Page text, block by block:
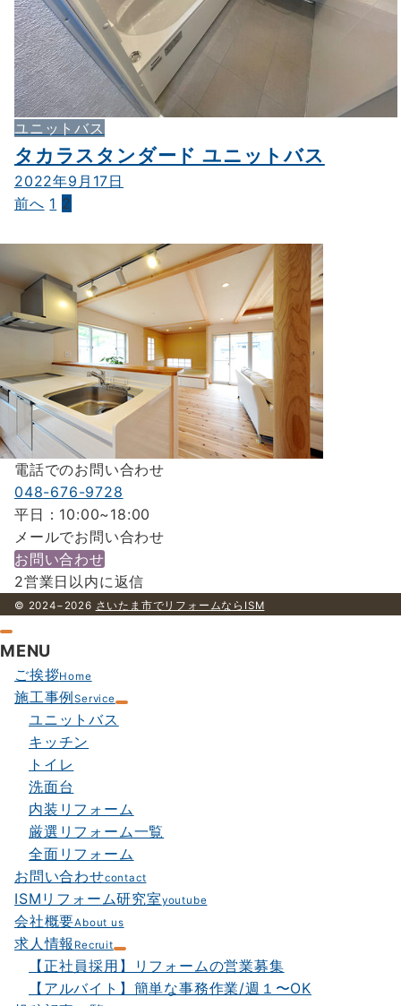
ユニットバス
タカラスタンダード ユニットバス
2022年9月17日
投
稿
の
ペ
ー
ジ
送
り
前へ 1 2
電話でのお問い合わせ
048-676-9728
平日：10:00~18:00
メールでお問い合わせ
お問い合わせ
2営業日以内に返信
© 2024−2026 さいたま市でリフォームならISM
MENU
ご挨拶Home
施工事例Service
ユニットバス
キッチン
トイレ
洗面台
内装リフォーム
厳選リフォーム一覧
全面リフォーム
お問い合わせcontact
ISMリフォーム研究室youtube
会社概要About us
求人情報 Recruit
【正社員採用】リフォームの営業募集
【アルバイト】簡単な事務作業/週１〜OK